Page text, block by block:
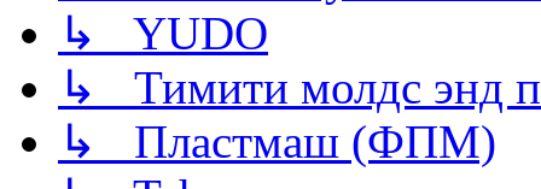
↳ YUDO
↳ Тимити молдс энд
↳ Пластмаш (ФПМ)